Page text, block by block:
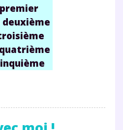
deuxième